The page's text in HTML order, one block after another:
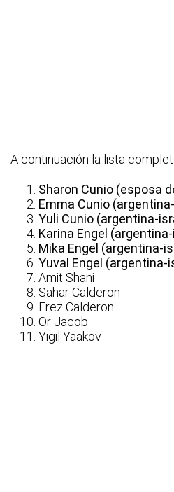
A continuación la lista
Sharon Cunio (esposa
Emma Cunio
Yuli Cunio (argentina-
Karina Engel
Mika Engel (argentina-
Yuval Engel (argentina-
Amit Shani
Sahar Calderon
Erez Calderon
Or Jacob
Yigil Yaakov